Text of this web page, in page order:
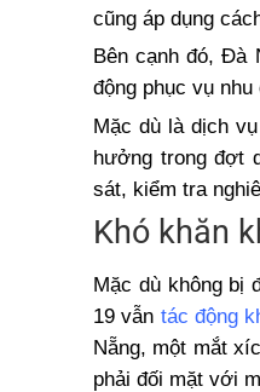
cũng áp dụng
Bên cạnh đó, Đà
động phục vụ
Mặc dù là dịch
hưởng trong đợt
sát, kiểm tra
Khó khăn
Mặc dù không bị
19 vẫn tác động
Nẵng, một mắt
phải đối mặt với